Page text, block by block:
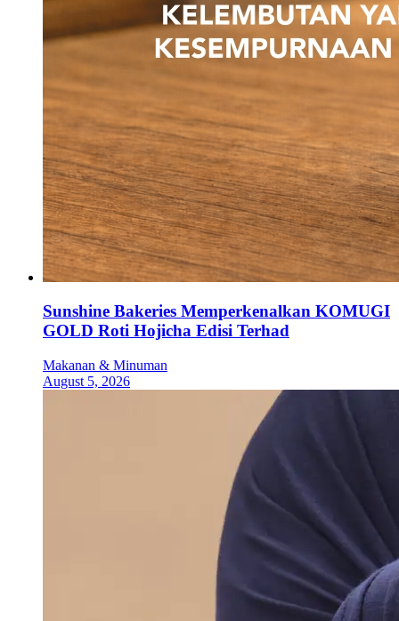
Sunshine Bakeries Memperkenalkan KOMUGI
GOLD Roti Hojicha Edisi Terhad
Makanan & Minuman
August 5, 2026